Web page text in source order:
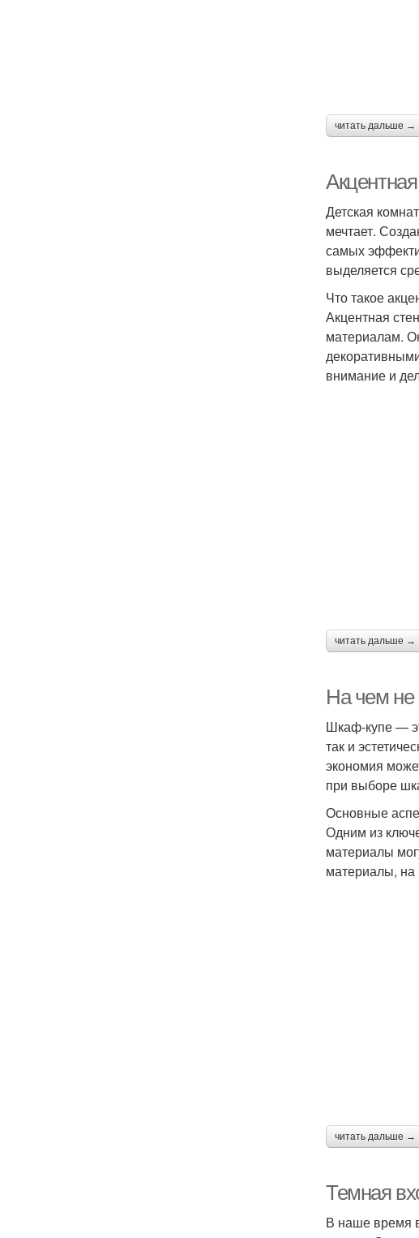
читать дальше →
Детская
мечтает.
самых
выделяется
Что такое
Акцентная
материалам.
внимание и
читать дальше →
На чем не
Шкаф-купе —
так и
экономия
при выборе
Основные
Одним из
материалы
материалы, на
читать дальше →
Темная
В наше время